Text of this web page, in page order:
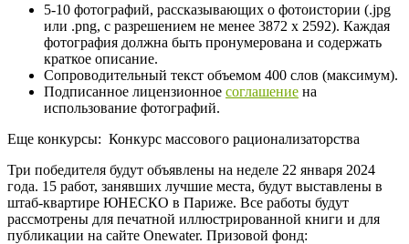
5-10 фотографий, рассказывающих о фотоистории (.jpg
или .png, с разрешением не менее 3872 x 2592). Каждая
фотография должна быть пронумерована и содержать
краткое описание.
Сопроводительный текст объемом 400 слов (максимум).
Подписанное лицензионное соглашение на
использование фотографий.
Еще конкурсы: Конкурс массового рационализаторства
Три победителя будут объявлены на неделе 22 января 2024
года. 15 работ, занявших лучшие места, будут выставлены в
штаб-квартире ЮНЕСКО в Париже. Все работы будут
рассмотрены для печатной иллюстрированной книги и для
публикации на сайте Onewater. Призовой фонд: